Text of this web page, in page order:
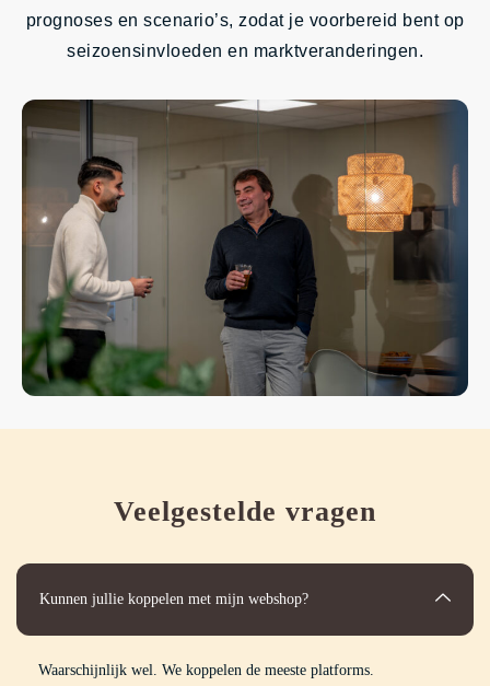
prognoses en scenario’s, zodat je voorbereid bent op
seizoensinvloeden en marktveranderingen.
Veelgestelde vragen
Kunnen jullie koppelen met mijn webshop?
Waarschijnlijk wel. We koppelen de meeste platforms.